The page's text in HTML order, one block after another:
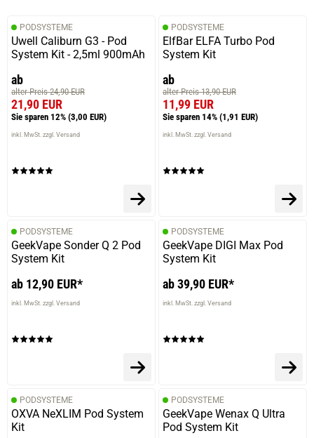
PODSYSTEME
Uwell Caliburn G3 - Pod
System Kit - 2,5ml 900mAh
ab
alter Preis 24,90 EUR
21,90 EUR
Sie sparen 12% (3,00 EUR)
inkl. MwSt. zzgl. Versand
PODSYSTEME
ElfBar ELFA Turbo Pod
System Kit
ab
alter Preis 13,90 EUR
11,99 EUR
Sie sparen 14% (1,91 EUR)
inkl. MwSt. zzgl. Versand
PODSYSTEME
GeekVape Sonder Q 2 Pod
System Kit
ab 12,90 EUR*
inkl. MwSt. zzgl. Versand
PODSYSTEME
GeekVape DIGI Max Pod
System Kit
ab 39,90 EUR*
inkl. MwSt. zzgl. Versand
PODSYSTEME
OXVA NeXLIM Pod System
Kit
PODSYSTEME
GeekVape Wenax Q Ultra
Pod System Kit